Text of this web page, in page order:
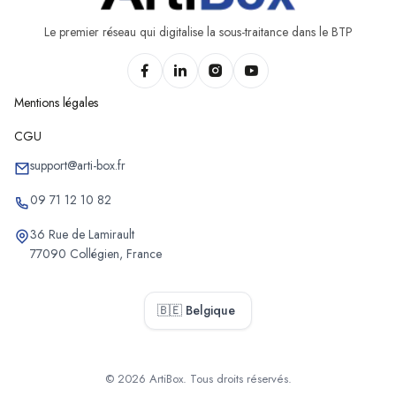
Chantiers d'aménagement de combles d'Awans
Chantiers d'aménagement de combles de Trois-Ponts
Chantiers d'aménagement de combles d'Héron
Le premier réseau qui digitalise la sous-traitance dans le BTP
Mentions légales
CGU
support@arti-box.fr
09 71 12 10 82
36 Rue de Lamirault
77090 Collégien, France
🇧🇪 Belgique
© 2026 ArtiBox. Tous droits réservés.